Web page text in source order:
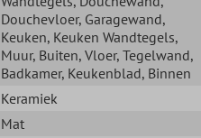
Douchevloer, Garagewand,
Keuken, Keuken Wandtegels,
Muur, Buiten, Vloer, Tegelwand,
Badkamer, Keukenblad, Binnen
Keramiek
Mat